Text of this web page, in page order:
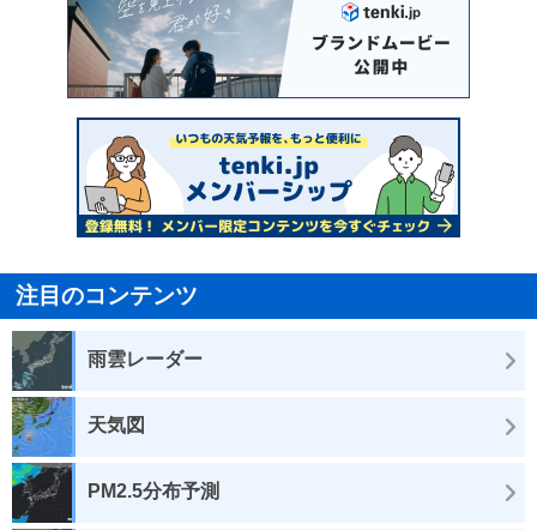
注目のコンテンツ
雨雲レーダー
天気図
PM2.5分布予測